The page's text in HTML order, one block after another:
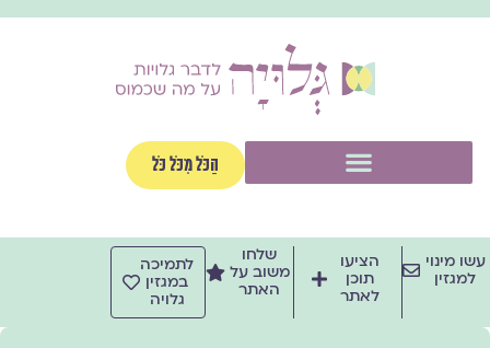
הַכֹּל מִכֹּל כֹּל
עשו מינוי
למגזין
הציעו
תוכן
לאתר
שלחו
משוב על
האתר
לתמיכה
במגזין
גלויה